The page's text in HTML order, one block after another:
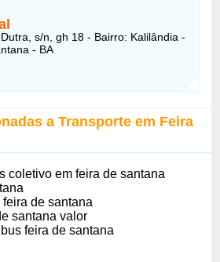
s/n, gh 18 - Bairro: Kalilândia -
- BA
a Transporte em Feira
coletivo em feira de santana
de santana
santana valor
feira de santana